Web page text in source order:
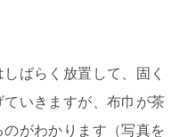
ばらく放置して、固く
いきますが、布巾が茶
がわかります（写真を